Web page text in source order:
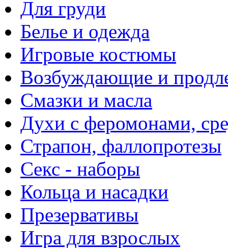
Для груди
Белье и одежда
Игровые костюмы
Возбуждающие и
Смазки и масла
Духи с феромонами,
Страпон, фаллопротезы
Секс - наборы
Кольца и насадки
Презервативы
Игра для взрослых